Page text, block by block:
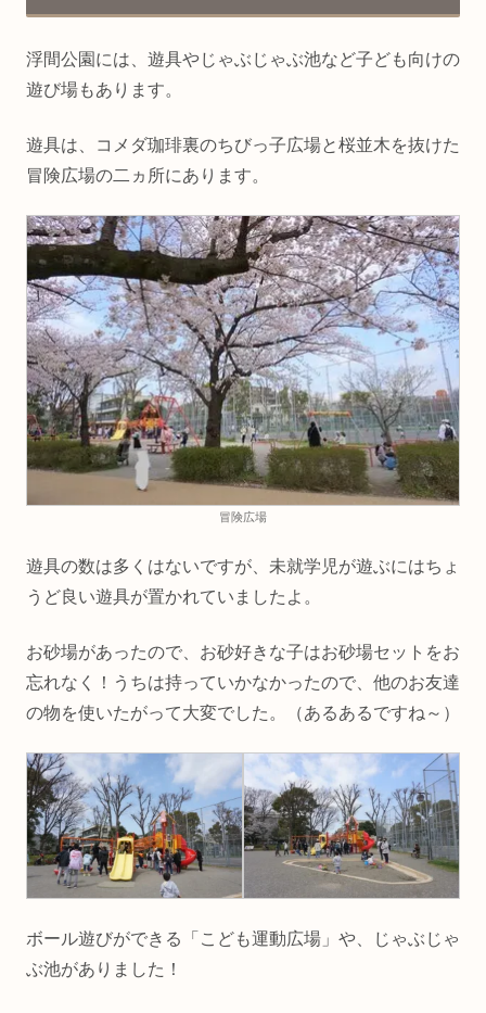
浮間公園には、遊具やじゃぶじゃぶ池など子ども向けの
遊び場もあります。
遊具は、コメダ珈琲裏のちびっ子広場と桜並木を抜けた
冒険広場の二ヵ所にあります。
冒険広場
遊具の数は多くはないですが、未就学児が遊ぶにはちょ
うど良い遊具が置かれていましたよ。
お砂場があったので、お砂好きな子はお砂場セットをお
忘れなく！うちは持っていかなかったので、他のお友達
の物を使いたがって大変でした。（あるあるですね～）
ボール遊びができる「こども運動広場」や、じゃぶじゃ
ぶ池がありました！